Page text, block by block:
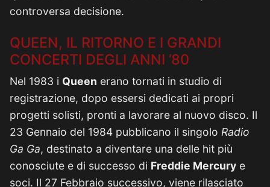
controversa decisione.
QUEEN, IL RITORNO E I GRANDI
CONCERTI DEGLI ANNI ’80
Nel 1983 i Queen erano tornati in studio di
registrazione, dopo essersi dedicati ai propri
progetti solisti, pronti a lavorare al nuovo disco. Il
23 Gennaio del 1984 pubblicano il singolo Radio
Ga Ga, destinato a diventare una delle hit più
conosciute e di successo di Freddie Mercury e
soci. Il 27 Febbraio successivo, viene rilasciato